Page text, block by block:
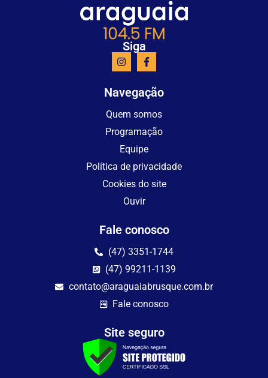
Siga
Navegação
Quem somos
Programação
Equipe
Política de privacidade
Cookies do site
Ouvir
Fale conosco
(47) 3351-1744
(47) 99211-1139
contato@araguaiabrusque.com.br
Fale conosco
Site seguro